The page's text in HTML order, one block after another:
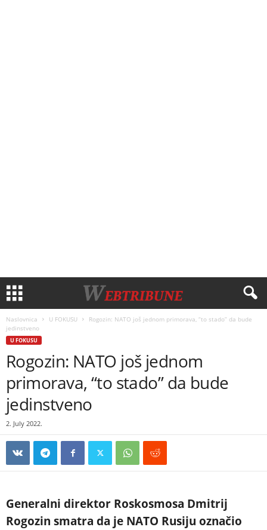
Naslovnica U FOKUSU
Rogozin: NATO još jednom primorava, “to stado” da bude
jedinstveno
U FOKUSU
Rogozin: NATO još jednom
primorava, “to stado” da bude
jedinstveno
2. July 2022.
Generalni direktor Roskosmosa Dmitrij
Rogozin smatra da je NATO Rusiju označio